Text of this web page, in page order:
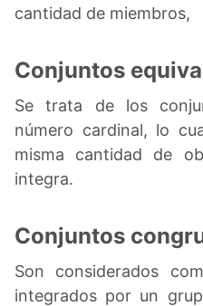
cantidad de miembros,
Conjuntos
Se trata de los
número cardinal, lo
misma cantidad de
integra.
Conjuntos
Son considerados
integrados por un